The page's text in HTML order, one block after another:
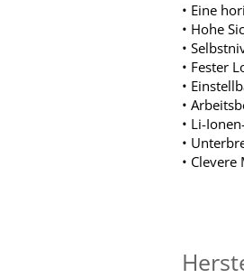
• Eine
• Hohe
•
• Fester
•
•
• Li-
•
•